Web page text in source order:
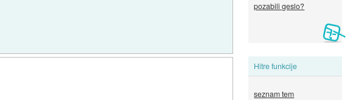
pozabili geslo?
Hitre funkcije
seznam tem